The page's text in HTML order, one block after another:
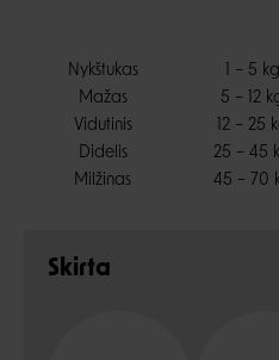
Nykštukas
1 – 5 kg
Mažas
5 – 12
Vidutinis
12 – 25
Didelis
25 – 45
Milžinas
45 – 70
Skirta